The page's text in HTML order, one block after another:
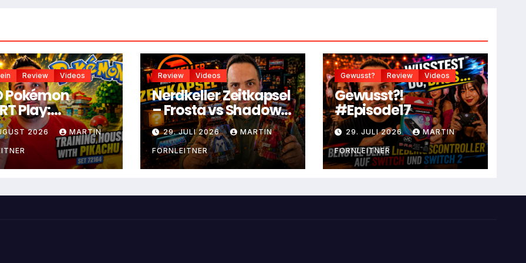
Review Videos
Pokémon
Play:
mit
2026 MARTIN
Review Videos
Nerdkeller Zeitkapsel
– Frosta vs Shadow
Weaver
29. JULI 2026 MARTIN
FORNLEITNER
Gewusst? Review Videos
Gewusst?!
#Episode17
29. JULI 2026 MARTIN
FORNLEITNER